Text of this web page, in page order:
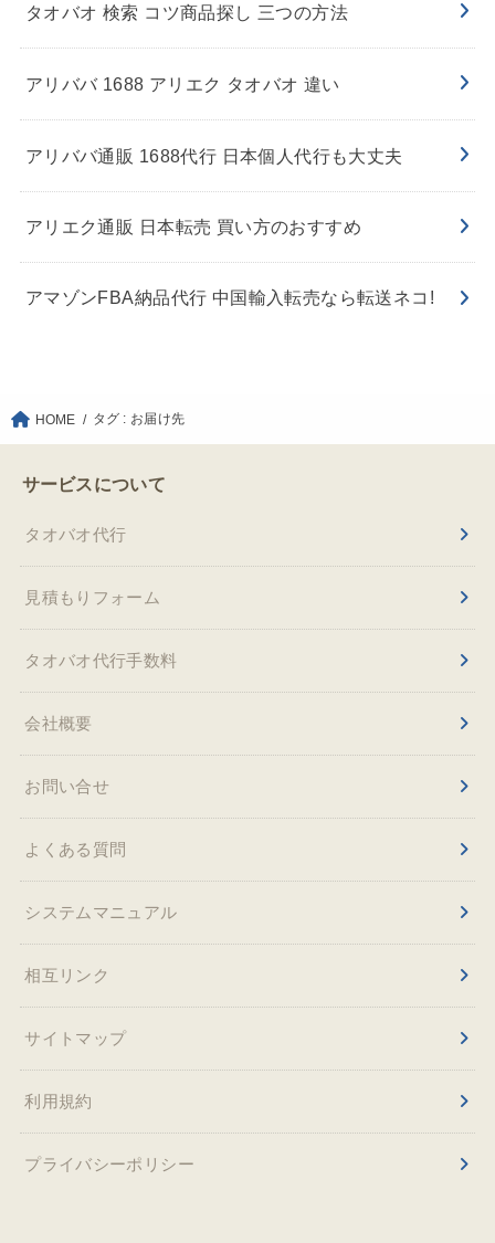
タオバオ 検索 コツ商品探し 三つの方法
アリババ 1688 アリエク タオバオ 違い
アリババ通販 1688代行 日本個人代行も大丈夫
アリエク通販 日本転売 買い方のおすすめ
アマゾンFBA納品代行 中国輸入転売なら転送ネコ!
HOME タグ : お届け先
サービスについて
タオバオ代行
見積もりフォーム
タオバオ代行手数料
会社概要
お問い合せ
よくある質問
システムマニュアル
相互リンク
サイトマップ
利用規約
プライバシーポリシー